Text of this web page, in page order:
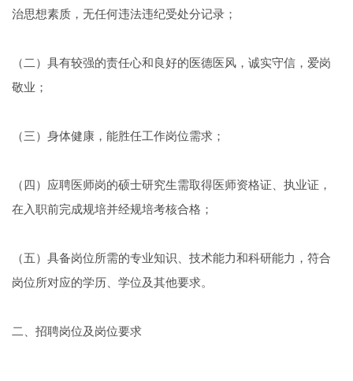
治思想素质，无任何违法违纪受处分记录；
（二）具有较强的责任心和良好的医德医风，诚实守信，爱岗
敬业；
（三）身体健康，能胜任工作岗位需求；
（四）应聘医师岗的硕士研究生需取得医师资格证、执业证，
在入职前完成规培并经规培考核合格；
（五）具备岗位所需的专业知识、技术能力和科研能力，符合
岗位所对应的学历、学位及其他要求。
二、招聘岗位及岗位要求